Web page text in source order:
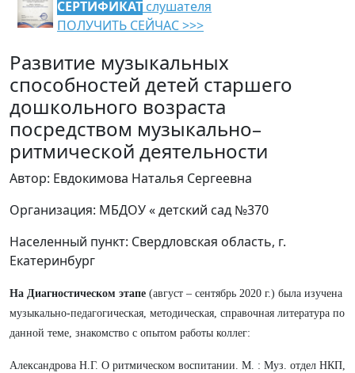
СЕРТИФИКАТ слушателя
ПОЛУЧИТЬ СЕЙЧАС >>>
Развитие музыкальных
способностей детей старшего
дошкольного возраста
посредством музыкально–
ритмической деятельности
Автор: Евдокимова Наталья Сергеевна
Организация: МБДОУ « детский сад №370
Населенный пункт: Свердловская область, г.
Екатеринбург
На Диагностическом этапе (август – сентябрь 2020 г.) была изучена
музыкально-педагогическая, методическая, справочная литература по
данной теме, знакомство с опытом работы коллег:
Александрова Н.Г. О ритмическом воспитании. М. : Муз. отдел НКП,